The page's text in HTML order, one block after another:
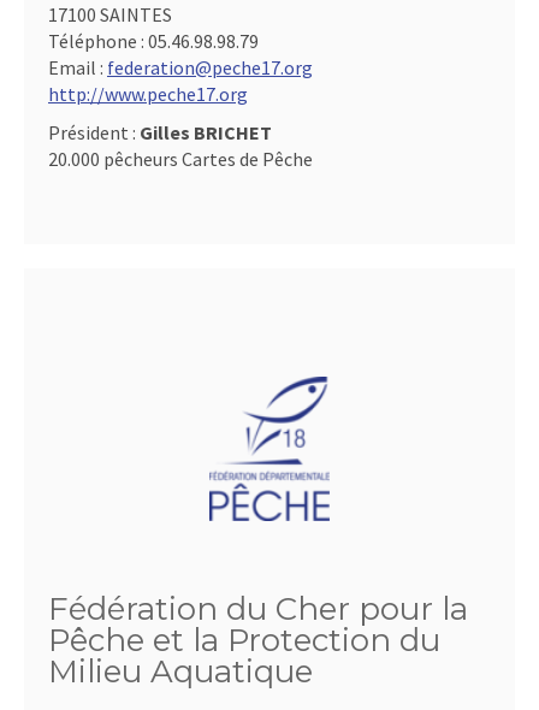
17100 SAINTES
Téléphone : 05.46.98.98.79
Email : federation@peche17.org
http://www.peche17.org
Président : Gilles BRICHET
20.000 pêcheurs Cartes de Pêche
Fédération du Cher pour la
Pêche et la Protection du
Milieu Aquatique